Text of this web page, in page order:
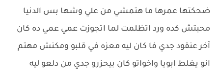
ضحكتها عمرها ما هتمشي من علي وشها بس الدنيا
محبتش كده ورد اتظلمت لما اتجوزت عمي عمي ده كان
آخر عنقود جدي فا كان ليه معزه في قلبو ومكنش مهتم
انو يغلط ابويا واخواتو كان بيحزرو جدي من دلعو ليه